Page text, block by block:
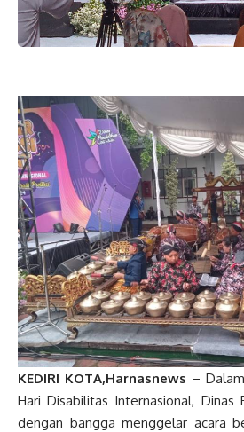
KEDIRI KOTA,Harnasnews –
Hari Disabilitas Internasional, Dinas
dengan bangga menggelar acara